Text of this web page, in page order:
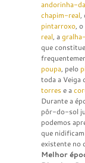
andorinha-
chapim-real,
pintarroxo, o
real, a
que
poupa, pelo
toda a Veiga
torrese a
Durante a
pôr-do-sol
podemos
que
existente no
Melhor